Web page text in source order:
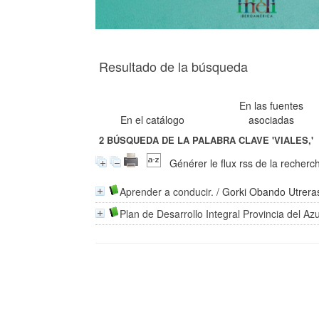
Resultado de la búsqueda
En el catálogo
En las fuentes
asociadas
2 BÚSQUEDA DE LA PALABRA CLAVE'VIALES,'
Générer le flux rss de la
Aprender a conducir. /Gorki Obando
Plan de Desarrollo Integral Provincia del